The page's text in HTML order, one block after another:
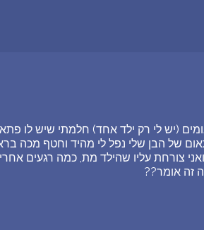
(יש לי רק ילד אחד) חלמתי שיש לו
של הבן שלי נפל לי מהיד וחטף מכה
צורחת עליו שהילד מת, כמה רגעים
זה אומר??